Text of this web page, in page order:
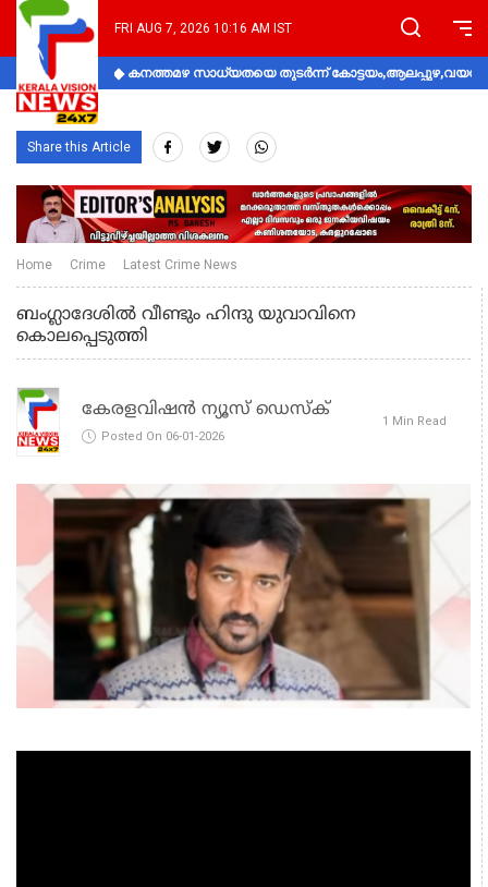
FRI AUG 7, 2026 10:16 AM IST
കനത്തമഴ സാധ്യതയെ തുടർന്ന്
Share this Article
Home Crime Latest Crime News
ബംഗ്ലാദേശില്‍ വീണ്ടും ഹിന്ദു യുവാവിനെ
കൊലപ്പെടുത്തി
കേരളവിഷൻ ന്യൂസ് ഡെസ്‌ക്
Posted On 06-01-2026
1 Min Read